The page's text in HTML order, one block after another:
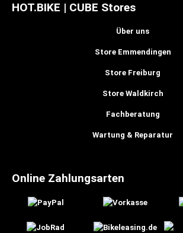
HOT.BIKE | CUBE Stores
Über uns
Store Emmendingen
Store Freiburg
Store Waldkirch
Fachberatung
Wartung & Reparatur
Online Zahlungsarten